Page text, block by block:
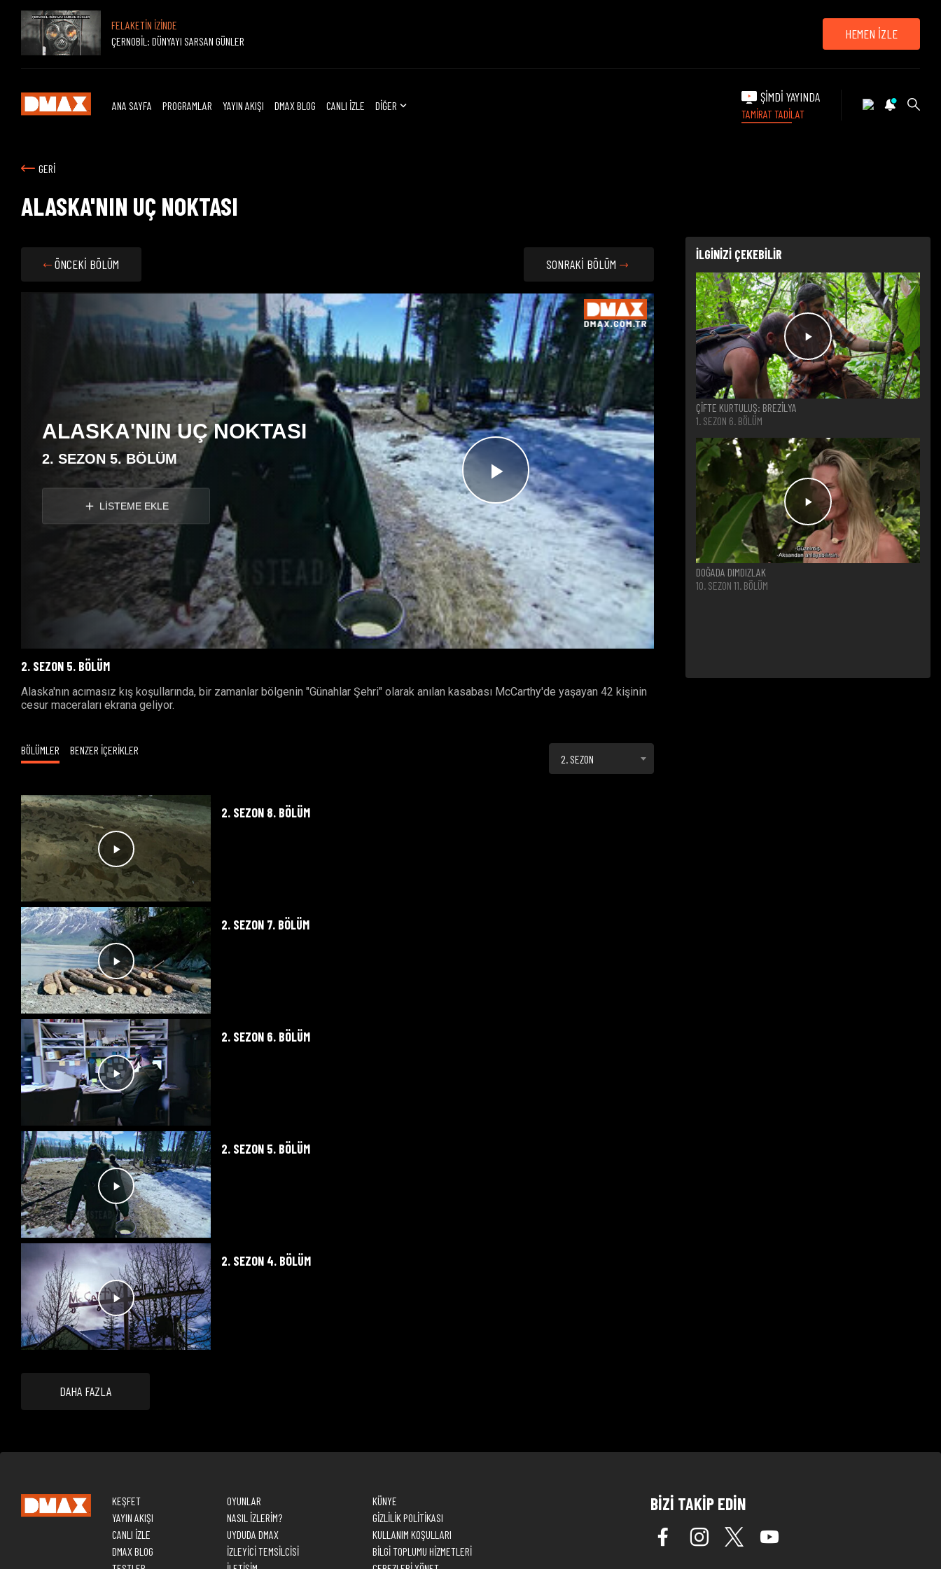
FELAKETİN İZİNDE
ÇERNOBİL: DÜNYAYI SARSAN GÜNLER
HEMEN İZLE
ANA SAYFA PROGRAMLAR YAYIN AKIŞI DMAX BLOG CANLI İZLE DİĞER
ŞİMDİ YAYINDA
TAMİRAT TADİLAT
GERİ
ALASKA'NIN UÇ NOKTASI
ÖNCEKİ BÖLÜM SONRAKİ BÖLÜM
Videoyu
Oynat
ALASKA'NIN UÇ NOKTASI
2. SEZON 5. BÖLÜM
LİSTEME EKLE
2. SEZON 5. BÖLÜM
Alaska'nın acımasız kış koşullarında, bir zamanlar bölgenin "Günahlar Şehri" olarak anılan kasabası McCarthy'de yaşayan 42 kişinin
cesur maceraları ekrana geliyor.
BÖLÜMLER BENZER İÇERİKLER
2. SEZON
2. SEZON 8. BÖLÜM
2. SEZON 7. BÖLÜM
2. SEZON 6. BÖLÜM
2. SEZON 5. BÖLÜM
2. SEZON 4. BÖLÜM
DAHA FAZLA
İLGİNİZİ ÇEKEBİLİR
ÇİFTE KURTULUŞ: BREZİLYA
1. SEZON 6. BÖLÜM
DOĞADA DIMDIZLAK
10. SEZON 11. BÖLÜM
KEŞFET
YAYIN AKIŞI
CANLI İZLE
DMAX BLOG
OYUNLAR
NASIL İZLERİM?
UYDUDA DMAX
İZLEYİCİ TEMSİLCİSİ
KÜNYE
GİZLİLİK POLİTİKASI
KULLANIM KOŞULLARI
BİLGİ TOPLUMU HİZMETLERİ
BİZİ TAKİP EDİN